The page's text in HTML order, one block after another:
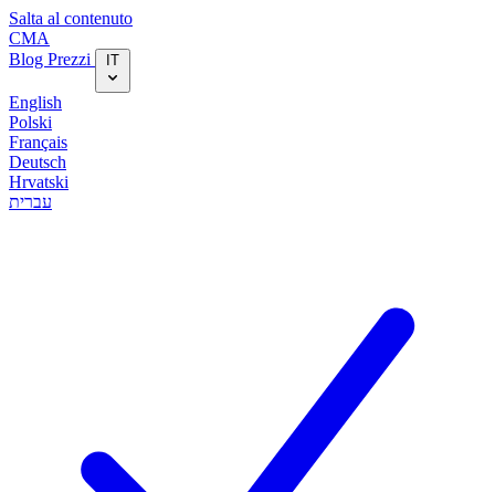
Salta al contenuto
CMA
Blog‎ Prezzi IT
English
Polski
Français
Deutsch
Hrvatski
עברית